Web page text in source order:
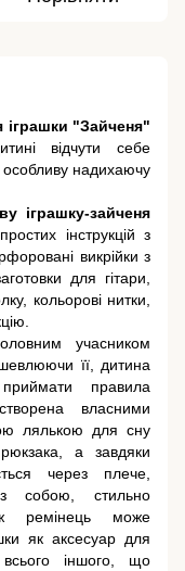
іграшки "Зайченя"
відчути себе
надихаючу
іграшку-зайченя
інструкцій з
викрійки з
для гітари,
кольорові нитки,
учасником
її, дитина
правила
власними
лялькою для сну
а завдяки
через плече,
собою, стильно
ремінець може
як аксесуар для
іншого, що